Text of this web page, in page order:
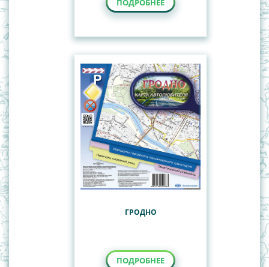
ПОДРОБНЕЕ
ГРОДНО
ПОДРОБНЕЕ